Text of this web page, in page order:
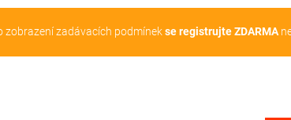
zobrazení zadávacích podmínekse registrujte ZDARMA